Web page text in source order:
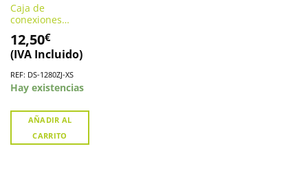
Caja de
conexiones
HIKVISION DS-
1280ZJ-XS
12,50€
(IVA Incluido)
REF: DS-1280ZJ-XS
Hay existencias
AÑADIR AL
CARRITO